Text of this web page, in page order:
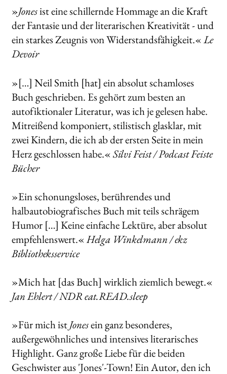
»Jonesist eine schillernde Hommage an die Kraft
der Fantasie und der literarischen Kreativität - und
ein starkes Zeugnis von Widerstandsfähigkeit.«Le
Devoir
»[…] Neil Smith [hat] ein absolut schamloses
Buch geschrieben. Es gehört zum besten an
autofiktionaler Literatur, was ich je gelesen habe.
Mitreißend komponiert, stilistisch glasklar, mit
zwei Kindern, die ich ab der ersten Seite in mein
Herz geschlossen habe.«Silvi Feist / Podcast Feiste
Bücher
»Ein schonungsloses, berührendes und
halbautobiografisches Buch mit teils schrägem
Humor […] Keine einfache Lektüre, aber absolut
empfehlenswert.«Helga Winkelmann / ekz
Bibliotheksservice
»Mich hat [das Buch] wirklich ziemlich bewegt.«
Jan Ehlert / NDR eat.READ.sleep
»Für mich istJonesein ganz besonderes,
außergewöhnliches und intensives literarisches
Highlight. Ganz große Liebe für die beiden
Geschwister aus 'Jones'-Town! Ein Autor, den ich